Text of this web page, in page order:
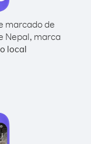
marcado de
Nepal, marca
local